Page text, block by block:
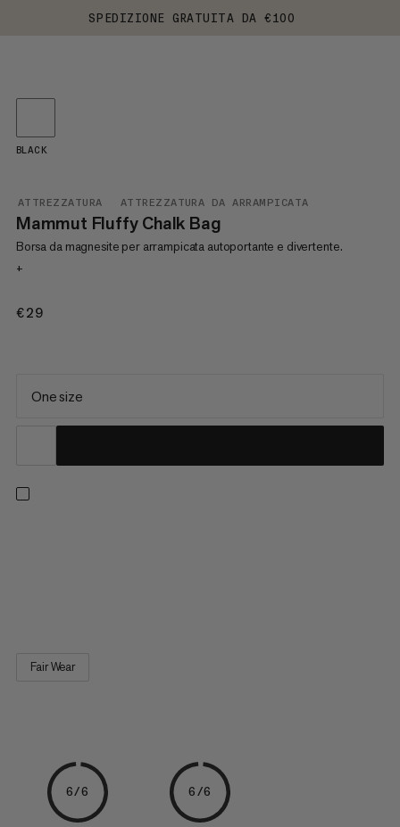
SPEDIZIONE GRATUITA DA €100
ATTREZZATURA ATTREZZATURA DA ARRAMPICATA
Mammut Fluffy Chalk Bag
Borsa da magnesite per arrampicata autoportante e divertente.
+
€29
BLACK
One size
Fair Wear
6/6 6/6